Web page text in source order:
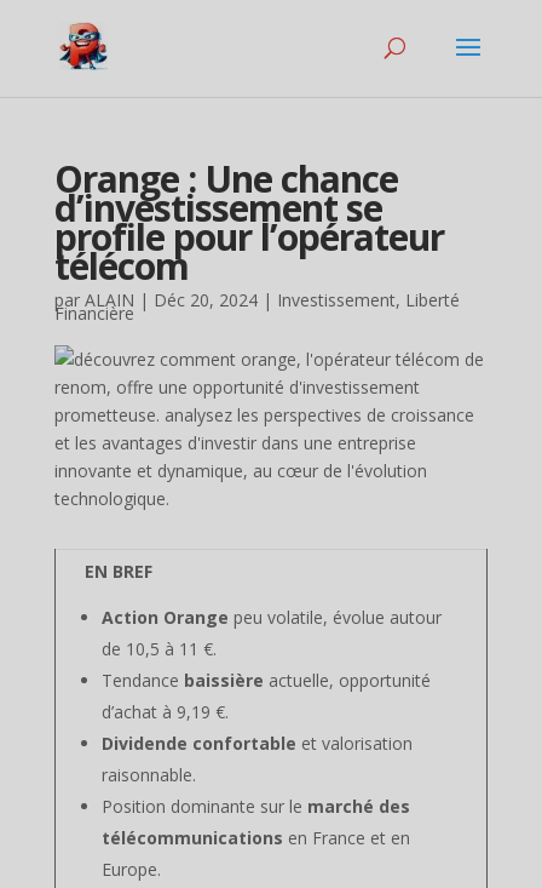
Orange : Une chance
d’investissement se
profile pour l’opérateur
télécom
par ALAIN | Déc 20, 2024| Investissement, Liberté
Financière
EN BREF
Action Orange peu volatile, évolue autour
de 10,5 à 11 €.
Tendance baissière actuelle, opportunité
d’achat à 9,19 €.
Dividende confortable et valorisation
raisonnable.
Position dominante sur le marché des
télécommunications en France et en
Europe.